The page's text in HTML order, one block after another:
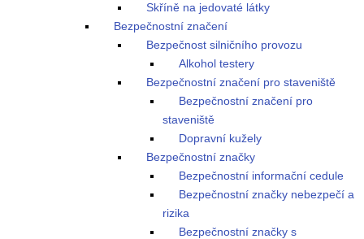
Skříně na jedovaté látky
Bezpečnostní značení
Bezpečnost silničního provozu
Alkohol testery
Bezpečnostní značení pro staveniště
Bezpečnostní značení pro
staveniště
Dopravní kužely
Bezpečnostní značky
Bezpečnostní informační cedule
Bezpečnostní značky nebezpečí a
rizika
Bezpečnostní značky s